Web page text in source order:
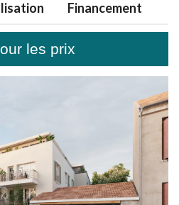
Financement
les prix